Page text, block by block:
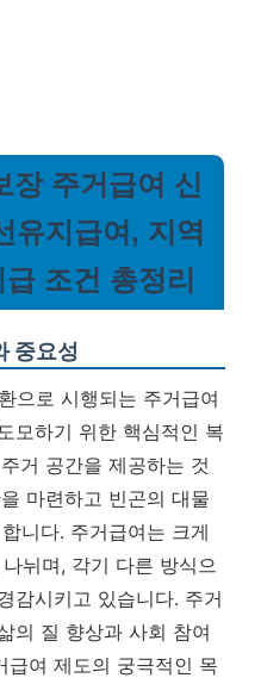
장 주거급여 신
유지급여, 지역
조건 총정리
중요성
으로 시행되는 주거급여
모하기 위한 핵심적인 복
거 공간을 제공하는 것
마련하고 빈곤의 대물
니다. 주거급여는 크게
뉘며, 각기 다른 방식으
감시키고 있습니다. 주거
의 질 향상과 사회 참여
급여 제도의 궁극적인 목